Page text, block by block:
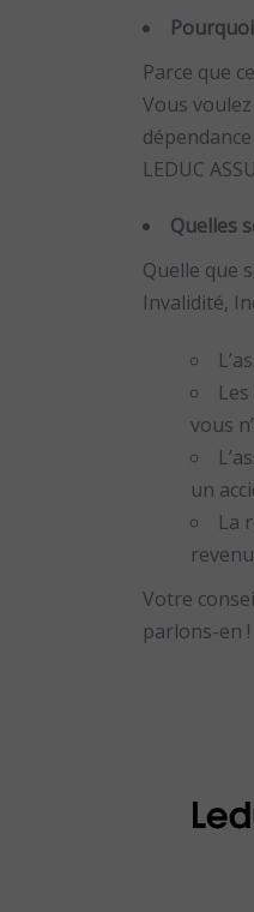
Parce que
Vous
LEDUC
Quelles
Quelle que
Invalidité,
vous
un
La
Votre
parlons-en !